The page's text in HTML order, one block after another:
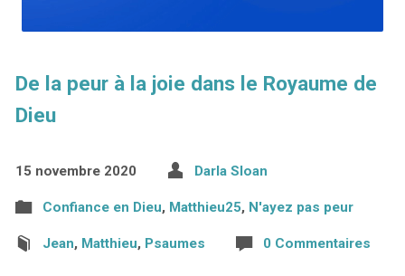
De la peur à la joie dans le Royaume de
Dieu
15 novembre 2020 Darla Sloan
Confiance en Dieu, Matthieu25, N'ayez pas peur
Jean, Matthieu, Psaumes 0 Commentaires